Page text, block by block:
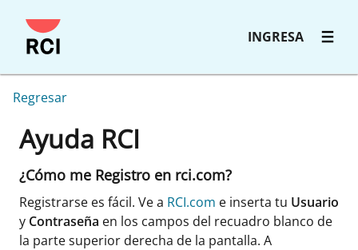
INGRESA
Regresar
Ayuda RCI
¿Cómo me Registro en rci.com?
Registrarse es fácil. Ve a RCI.com e inserta tu Usuario
y Contraseña en los campos del recuadro blanco de
la parte superior derecha de la pantalla. A